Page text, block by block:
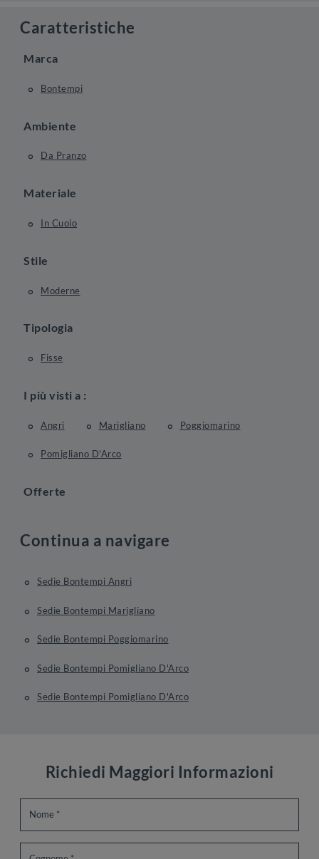
Caratteristiche
Marca
Bontempi
Ambiente
Da Pranzo
Materiale
In Cuoio
Stile
Moderne
Tipologia
Fisse
I più visti a :
Angri Marigliano Poggiomarino
Pomigliano D'Arco
Offerte
Continua a navigare
Sedie Bontempi Angri
Sedie Bontempi Marigliano
Sedie Bontempi Poggiomarino
Sedie Bontempi Pomigliano D'Arco
Sedie Bontempi Pomigliano D'Arco
Richiedi Maggiori Informazioni